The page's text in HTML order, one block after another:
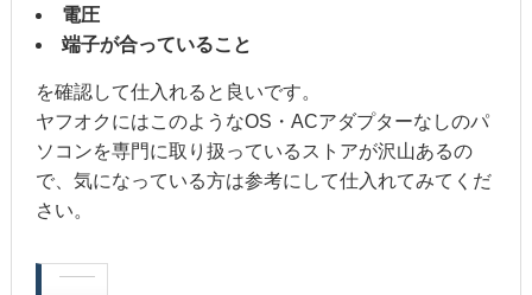
電圧
端子が合っていること
を確認して仕入れると良いです。
ヤフオクにはこのようなOS・ACアダプターなしのパ
ソコンを専門に取り扱っているストアが沢山あるの
で、気になっている方は参考にして仕入れてみてくだ
さい。